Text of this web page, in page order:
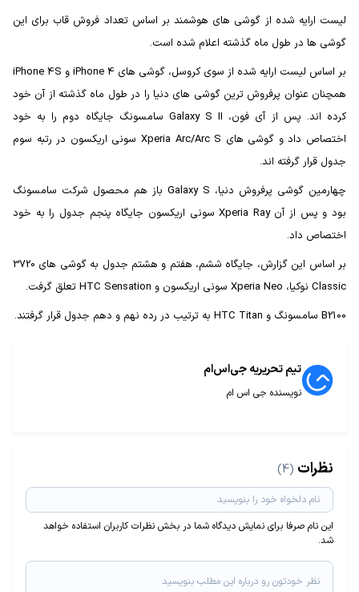
لیست ارایه شده از گوشی های هوشمند بر اساس تعداد فروش قاب برای این
گوشی ها در طول ماه گذشته اعلام شده است.
بر اساس لیست ارایه شده از سوی کروسل، گوشی های iPhone 4 و iPhone 4S
همچنان عنوان پرفروش ترین گوشی های دنیا را در طول ماه گذشته از آن خود
کرده اند. پس از آی فون، Galaxy S II سامسونگ جایگاه دوم را به خود
اختصاص داد و گوشی های Xperia Arc/Arc S سونی اریکسون در رتبه سوم
جدول قرار گرفته اند.
چهارمین گوشی پرفروش دنیا، Galaxy S باز هم محصول شرکت سامسونگ
بود و پس از آن Xperia Ray سونی اریکسون جایگاه پنجم جدول را به خود
اختصاص داد.
بر اساس این گزارش، جایگاه ششم، هفتم و هشتم جدول به گوشی های 3720
Classic نوکیا، Xperia Neo سونی اریکسون و HTC Sensation تعلق گرفت.
B2100 سامسونگ و HTC Titan به ترتیب در رده نهم و دهم جدول قرار گرفتند.
تیم تحریریه جی‌اس‌ام
نویسنده جی اس ام
نظرات (4)
این نام صرفا برای نمایش دیدگاه شما در بخش نظرات کاربران استفاده خواهد
شد.